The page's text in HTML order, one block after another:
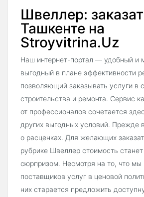
Швеллер:
Ташкенте на
Stroyvitrina.Uz
Наш интернет-портал — удобный и
выгодный в плане эффективности
позволяющий заказывать услуги в
строительства и ремонта. Сервис
от профессионалов сочетается
других выгодных условий. Прежде
о расценках. Для желающих
рубрике Швеллер стоимость
сюрпризом. Несмотря на то, что мы
поставщиков услуг в ценовой
них старается предложить